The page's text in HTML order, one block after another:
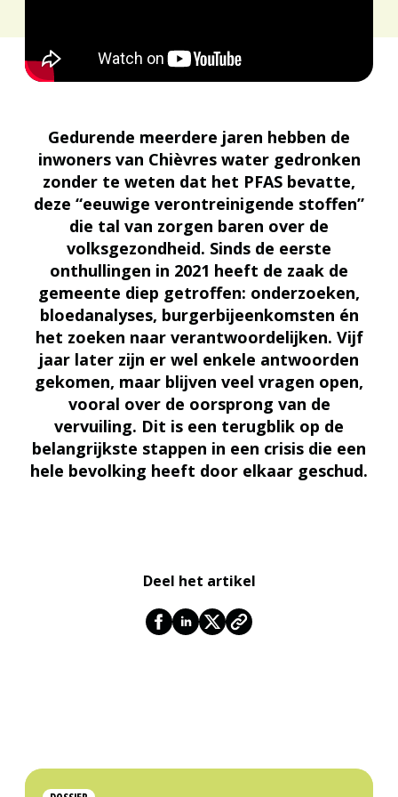
Gedurende meerdere jaren hebben de
inwoners van Chièvres water gedronken
zonder te weten dat het PFAS bevatte,
deze “eeuwige verontreinigende stoffen”
die tal van zorgen baren over de
volksgezondheid. Sinds de eerste
onthullingen in 2021 heeft de zaak de
gemeente diep getroffen: onderzoeken,
bloedanalyses, burgerbijeenkomsten én
het zoeken naar verantwoordelijken. Vijf
jaar later zijn er wel enkele antwoorden
gekomen, maar blijven veel vragen open,
vooral over de oorsprong van de
vervuiling. Dit is een terugblik op de
belangrijkste stappen in een crisis die een
hele bevolking heeft door elkaar geschud.
Deel het artikel